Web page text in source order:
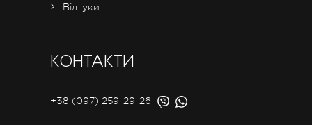
Відгуки
КОНТАКТИ
+38 (097) 259-29-26